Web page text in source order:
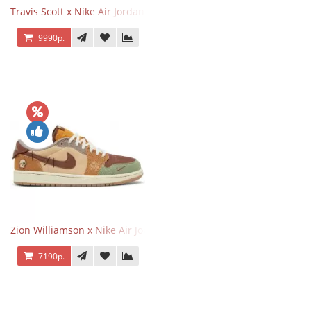
Travis Scott x Nike Air Jordan 1 Retro Low OG SP Black Phantom
9990р.
Zion Williamson x Nike Air Jordan 1 Retro Low OG Voodoo
7190р.